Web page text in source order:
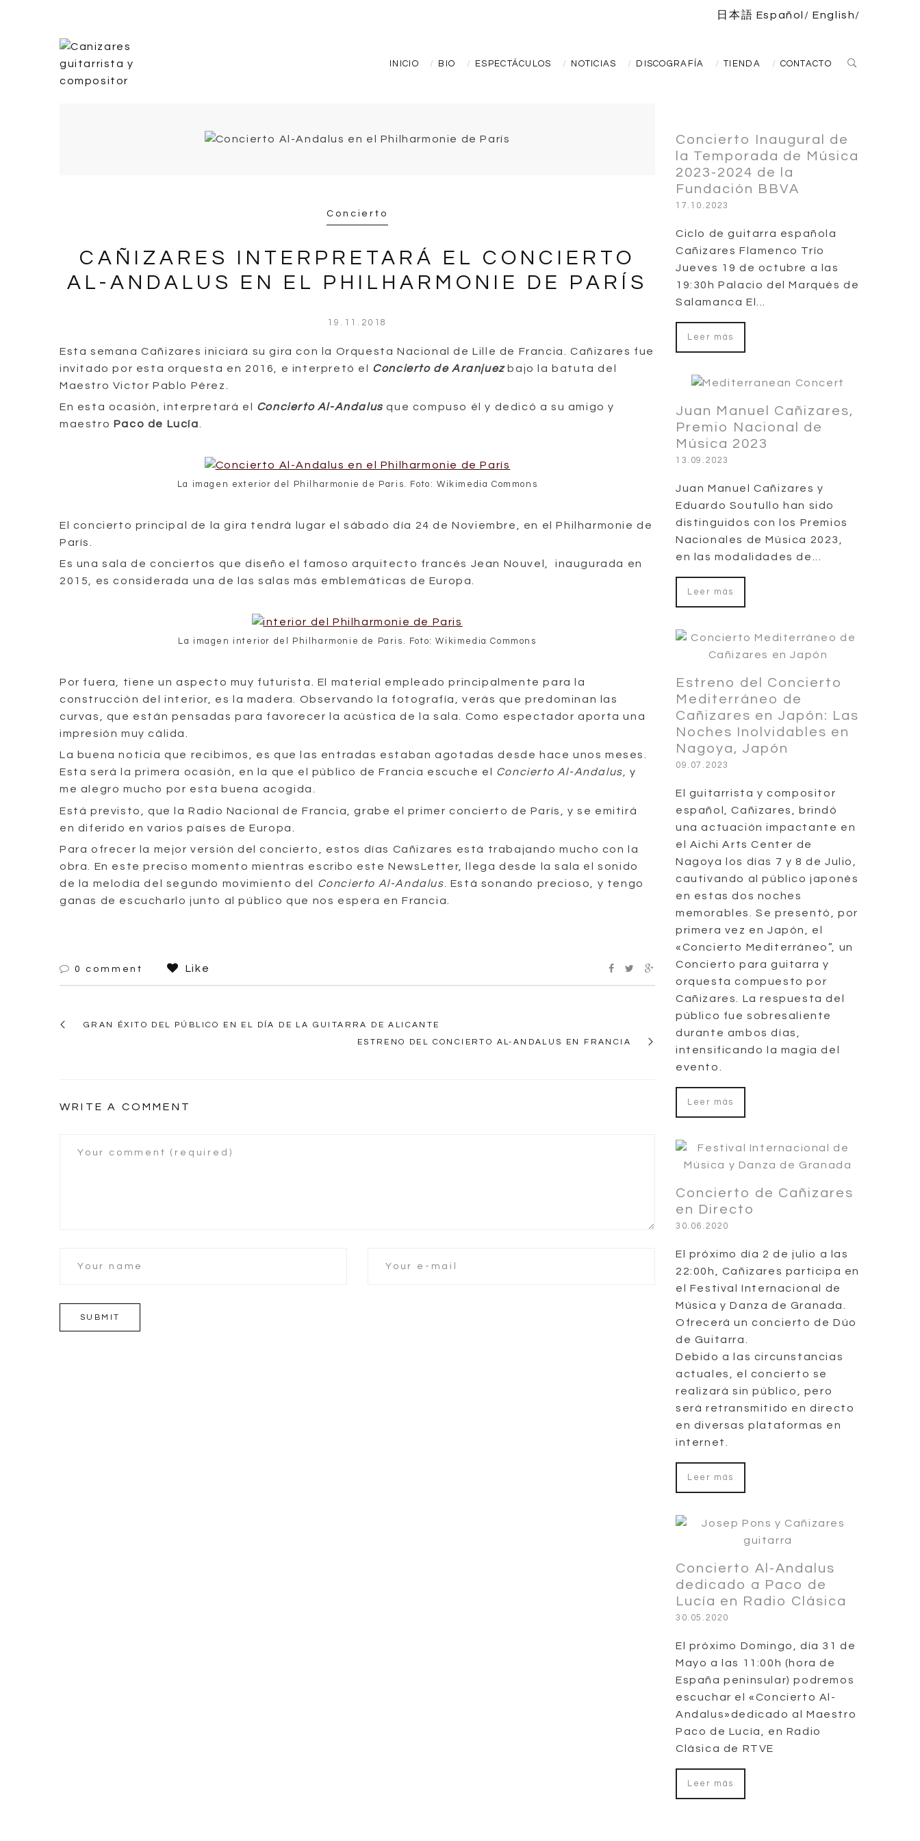
日本語 Español English
INICIO BIO ESPECTÁCULOS NOTICIAS DISCOGRAFÍA TIENDA CONTACTO
Concierto
CAÑIZARES INTERPRETARÁ EL CONCIERTO
AL-ANDALUS EN EL PHILHARMONIE DE PARÍS
19.11.2018
Esta semana Cañizares iniciará su gira con la Orquesta Nacional de Lille de Francia. Cañizares fue
invitado por esta orquesta en 2016, e interpretó el Concierto de Aranjuezbajo la batuta del
Maestro Victor Pablo Pérez.
En esta ocasión, interpretará el Concierto Al-Andalus que compuso él y dedicó a su amigo y
maestro Paco de Lucía.
La imagen exterior del Philharmonie de Paris. Foto: Wikimedia Commons
El concierto principal de la gira tendrá lugar el sábado día 24 de Noviembre, en el Philharmonie de
París.
Es una sala de conciertos que diseño el famoso arquitecto francés Jean Nouvel, inaugurada en
2015, es considerada una de las salas más emblemáticas de Europa.
La imagen interior del Philharmonie de Paris. Foto: Wikimedia Commons
Por fuera, tiene un aspecto muy futurista. El material empleado principalmente para la
construcción del interior, es la madera. Observando la fotografía, verás que predominan las
curvas, que están pensadas para favorecer la acústica de la sala. Como espectador aporta una
impresión muy cálida.
La buena noticia que recibimos, es que las entradas estaban agotadas desde hace unos meses.
Esta será la primera ocasión, en la que el público de Francia escuche el Concierto Al-Andalus, y
me alegro mucho por esta buena acogida.
Está previsto, que la Radio Nacional de Francia, grabe el primer concierto de París, y se emitirá
en diferido en varios países de Europa.
Para ofrecer la mejor versión del concierto, estos días Cañizares está trabajando mucho con la
obra. En este preciso momento mientras escribo este NewsLetter, llega desde la sala el sonido
de la melodía del segundo movimiento del Concierto Al-Andalus . Está sonando precioso, y tengo
ganas de escucharlo junto al público que nos espera en Francia.
0 comment Like
GRAN ÉXITO DEL PÚBLICO EN EL DÍA DE LA GUITARRA DE ALICANTE
ESTRENO DEL CONCIERTO AL-ANDALUS EN FRANCIA
WRITE A COMMENT
Concierto Inaugural de
la Temporada de Música
2023-2024 de la
Fundación BBVA
17.10.2023
Ciclo de guitarra española
Cañizares Flamenco Trío
Jueves 19 de octubre a las
19:30h Palacio del Marqués de
Salamanca El...
Leer más
Juan Manuel Cañizares,
Premio Nacional de
Música 2023
13.09.2023
Juan Manuel Cañizares y
Eduardo Soutullo han sido
distinguidos con los Premios
Nacionales de Música 2023,
en las modalidades de...
Leer más
Estreno del Concierto
Mediterráneo de
Cañizares en Japón: Las
Noches Inolvidables en
Nagoya, Japón
09.07.2023
El guitarrista y compositor
español, Cañizares, brindó
una actuación impactante en
el Aichi Arts Center de
Nagoya los días 7 y 8 de Julio,
cautivando al público japonés
en estas dos noches
memorables. Se presentó, por
primera vez en Japón, el
«Concierto Mediterráneo”, un
Concierto para guitarra y
orquesta compuesto por
Cañizares. La respuesta del
público fue sobresaliente
durante ambos días,
intensificando la magia del
evento.
Leer más
Concierto de Cañizares
en Directo
30.06.2020
El próximo día 2 de julio a las
22:00h, Cañizares participa en
el Festival Internacional de
Música y Danza de Granada.
Ofrecerá un concierto de Dúo
de Guitarra.
Debido a las circunstancias
actuales, el concierto se
realizará sin público, pero
será retransmitido en directo
en diversas plataformas en
internet.
Leer más
Concierto Al-Andalus
dedicado a Paco de
Lucía en Radio Clásica
30.05.2020
El próximo Domingo, día 31 de
Mayo a las 11:00h (hora de
España peninsular) podremos
escuchar el «Concierto Al-
Andalus»dedicado al Maestro
Paco de Lucía, en Radio
Clásica de RTVE
Leer más